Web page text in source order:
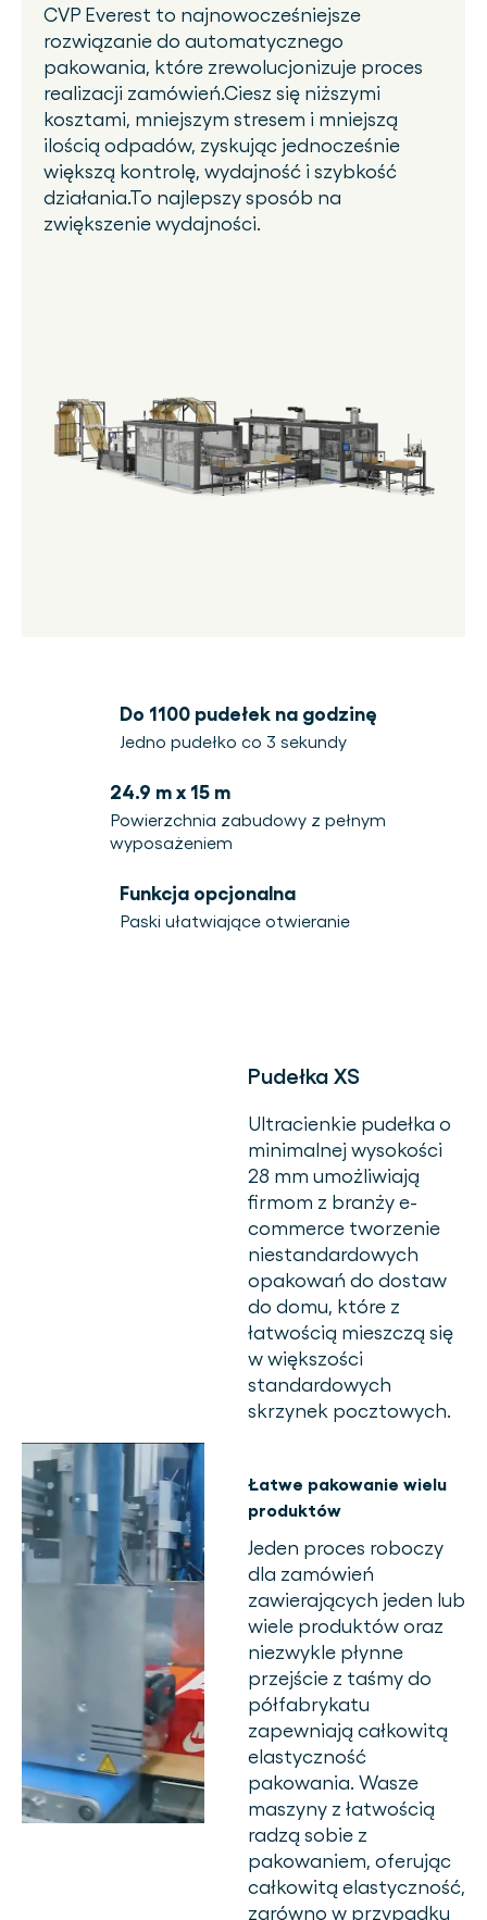
CVP Everest to najnowocześniejsze
rozwiązanie do automatycznego
pakowania, które zrewolucjonizuje proces
realizacji zamówień.Ciesz się niższymi
kosztami, mniejszym stresem i mniejszą
ilością odpadów, zyskując jednocześnie
większą kontrolę, wydajność i szybkość
działania.To najlepszy sposób na
zwiększenie wydajności.
Do 1100 pudełek na godzinę
Jedno pudełko co 3 sekundy
24.9 m x 15 m
Powierzchnia zabudowy z pełnym
wyposażeniem
Funkcja opcjonalna
Paski ułatwiające otwieranie
Pudełka XS
Ultracienkie pudełka o
minimalnej wysokości
28 mm umożliwiają
firmom z branży e-
commerce tworzenie
niestandardowych
opakowań do dostaw
do domu, które z
łatwością mieszczą się
w większości
standardowych
skrzynek pocztowych.
Łatwe pakowanie wielu
produktów
Jeden proces roboczy
dla zamówień
zawierających jeden lub
wiele produktów oraz
niezwykle płynne
przejście z taśmy do
półfabrykatu
zapewniają całkowitą
elastyczność
pakowania. Wasze
maszyny z łatwością
radzą sobie z
pakowaniem, oferując
całkowitą elastyczność,
zarówno w przypadku